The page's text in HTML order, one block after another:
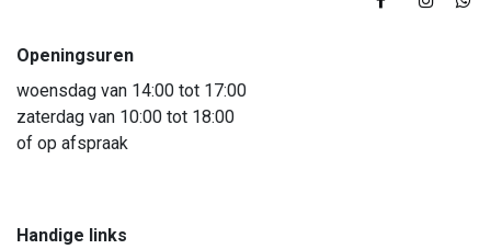
Openingsuren
woensdag van 14:00 tot 17:00
zaterdag van 10:00 tot 18:00
of op afspraak
Handige links